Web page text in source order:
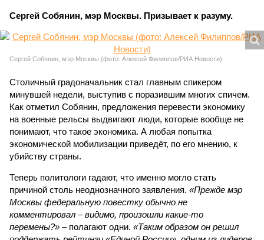
Сергей Собянин, мэр Москвы. Призывает к разуму.
Сергей Собянин, мэр Москвы (фото: Алексей Филиппов/РИА Новости)
Столичный градоначальник стал главным спикером
минувшей недели, выступив с поразившим многих спичем.
Как отметил Собянин, предложения перевести экономику
на военные рельсы выдвигают люди, которые вообще не
понимают, что такое экономика. А любая попытка
экономической мобилизации приведёт, по его мнению, к
убийству страны.
Теперь политологи гадают, что именно могло стать
причиной столь неоднозначного заявления. «Прежде мэр
Москвы федеральную повестку обычно не
комментировал – видимо, произошли какие-то
перемены?» – полагают одни. «Таким образом он решил